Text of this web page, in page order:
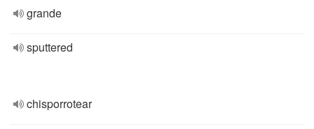
grande
sputtered
chisporrotear